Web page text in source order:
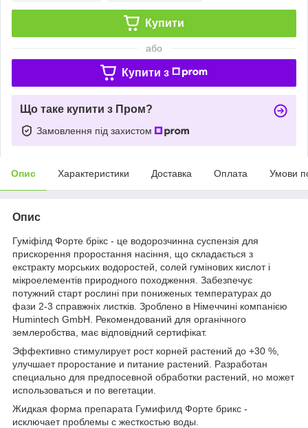
Купити
або
Купити з
Що таке купити з Пром?
Замовлення під захистом
Опис Характеристики Доставка Оплата Умови
Опис
Гуміфілд Форте брікс - це водорозчинна суспензія для
прискорення проростання насіння, що складається з
екстракту морських водоростей, солей гумінових кислот і
мікроелементів природного походження. Забезпечує
потужний старт рослині при пониженых температурах до
фази 2-3 справжніх листків. Зроблено в Німеччині компанією
Humintech GmbH. Рекомендований для органічного
землеробства, має відповідний сертифікат.
Эффективно стимулирует рост корней растений до +30 %,
улучшает проростание и питание растений. Разработан
специально для предпосевной обработки растений, но может
использоваться и по вегетации.
Жидкая форма препарата Гумифилд Форте брикс -
исключает проблемы с жесткостью воды.